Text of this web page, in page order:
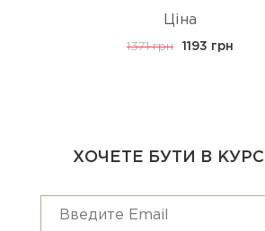
Ціна
1371 грн 1193 грн
ХОЧЕТЕ БУТИ В